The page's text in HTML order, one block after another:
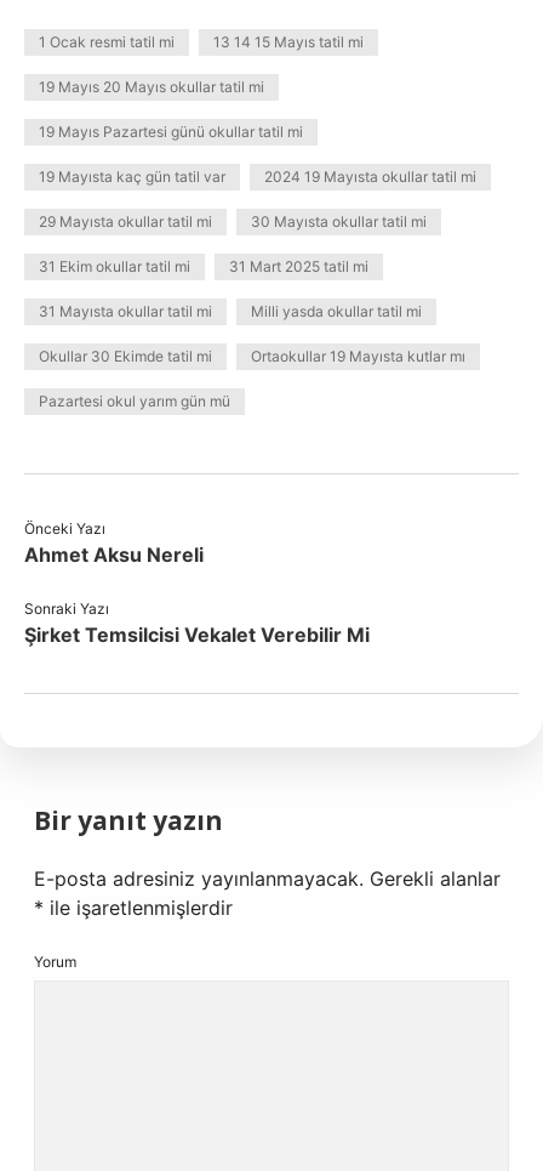
1 Ocak resmi tatil mi 13 14 15 Mayıs tatil mi
19 Mayıs 20 Mayıs okullar tatil mi
19 Mayıs Pazartesi günü okullar tatil mi
19 Mayısta kaç gün tatil var 2024 19 Mayısta okullar tatil mi
29 Mayısta okullar tatil mi 30 Mayısta okullar tatil mi
31 Ekim okullar tatil mi 31 Mart 2025 tatil mi
31 Mayısta okullar tatil mi Milli yasda okullar tatil mi
Okullar 30 Ekimde tatil mi Ortaokullar 19 Mayısta kutlar mı
Pazartesi okul yarım gün mü
Önceki Yazı
Ahmet Aksu Nereli
Sonraki Yazı
Şirket Temsilcisi Vekalet Verebilir Mi
Bir yanıt yazın
E-posta adresiniz yayınlanmayacak. Gerekli alanlar
* ile işaretlenmişlerdir
Yorum